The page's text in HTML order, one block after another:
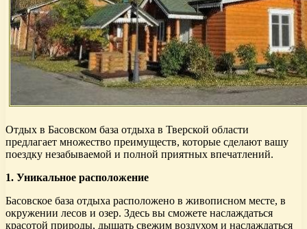
Отдых в Басовском база отдыха в Тверской области
предлагает множество преимуществ, которые сделают вашу
поездку незабываемой и полной приятных впечатлений.
1. Уникальное расположение
Басовское база отдыха расположено в живописном месте, в
окружении лесов и озер. Здесь вы сможете наслаждаться
красотой природы, дышать свежим воздухом и наслаждаться